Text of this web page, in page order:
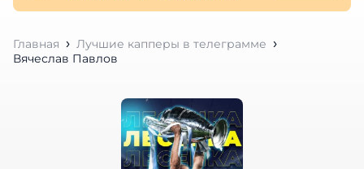
Главная
Лучшие капперы в телеграмме
Вячеслав Павлов